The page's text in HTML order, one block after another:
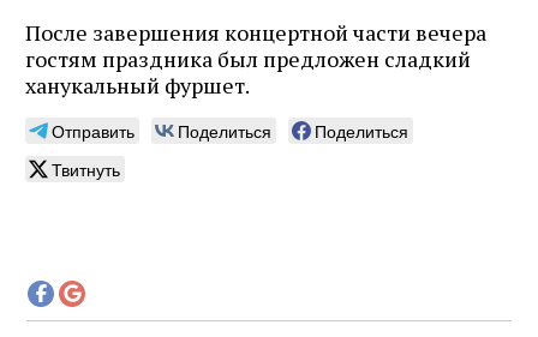
После завершения концертной части вечера
гостям праздника был предложен сладкий
ханукальный фуршет.
Отправить Поделиться
Поделиться
Твитнуть